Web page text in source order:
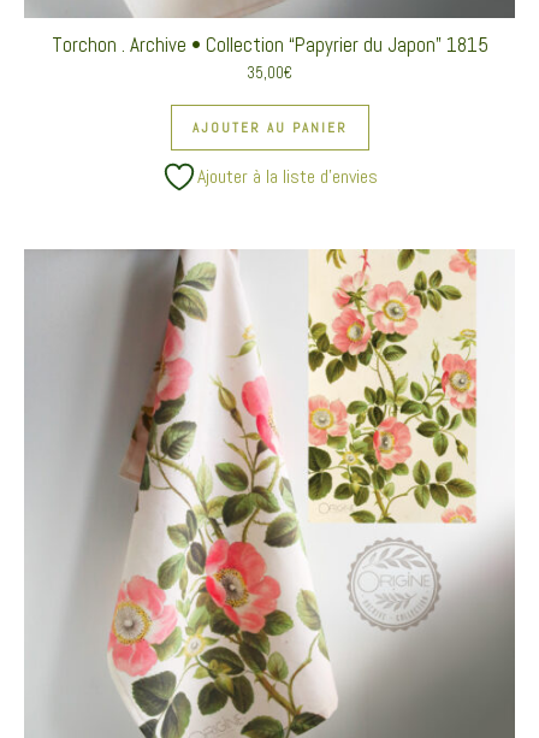
Torchon . Archive • Collection “Papyrier du Japon” 1815
35,00€
AJOUTER AU PANIER
Ajouter à la liste d’envies